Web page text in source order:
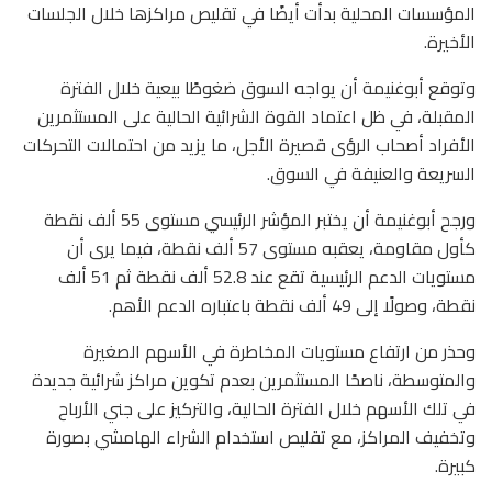
المؤسسات المحلية بدأت أيضًا في تقليص مراكزها خلال الجلسات
الأخيرة.
وتوقع أبوغنيمة أن يواجه السوق ضغوطًا بيعية خلال الفترة
المقبلة، في ظل اعتماد القوة الشرائية الحالية على المستثمرين
الأفراد أصحاب الرؤى قصيرة الأجل، ما يزيد من احتمالات التحركات
السريعة والعنيفة في السوق.
ورجح أبوغنيمة أن يختبر المؤشر الرئيسي مستوى 55 ألف نقطة
كأول مقاومة، يعقبه مستوى 57 ألف نقطة، فيما يرى أن
مستويات الدعم الرئيسية تقع عند 52.8 ألف نقطة ثم 51 ألف
نقطة، وصولًا إلى 49 ألف نقطة باعتباره الدعم الأهم.
وحذر من ارتفاع مستويات المخاطرة في الأسهم الصغيرة
والمتوسطة، ناصحًا المستثمرين بعدم تكوين مراكز شرائية جديدة
في تلك الأسهم خلال الفترة الحالية، والتركيز على جني الأرباح
وتخفيف المراكز، مع تقليص استخدام الشراء الهامشي بصورة
كبيرة.